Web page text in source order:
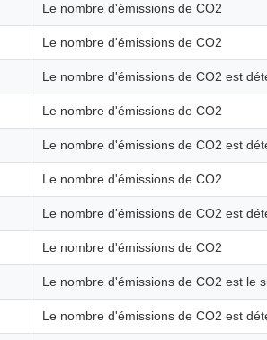
Le nombre d'émissions de CO2
Le nombre d'émissions de CO2
Le nombre d'émissions de CO2 est
Le nombre d'émissions de CO2
Le nombre d'émissions de CO2 est
Le nombre d'émissions de CO2
Le nombre d'émissions de CO2 est
Le nombre d'émissions de CO2
Le nombre d'émissions de CO2 est le
Le nombre d'émissions de CO2 est